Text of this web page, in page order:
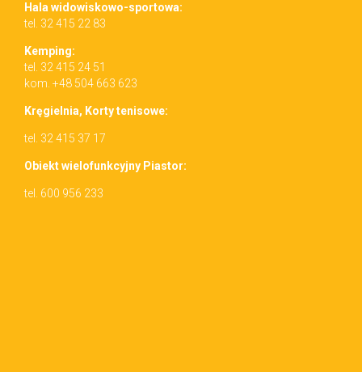
Hala wid­owiskowo-sportowa:
tel. 32 415 22 83
Kemp­ing:
tel. 32 415 24 51
kom. +48 504 663 623
Kręgiel­nia, Korty tenisowe:
tel. 32 415 37 17
Obiekt wielo­funkcyjny Piastor:
tel. 600 956 233